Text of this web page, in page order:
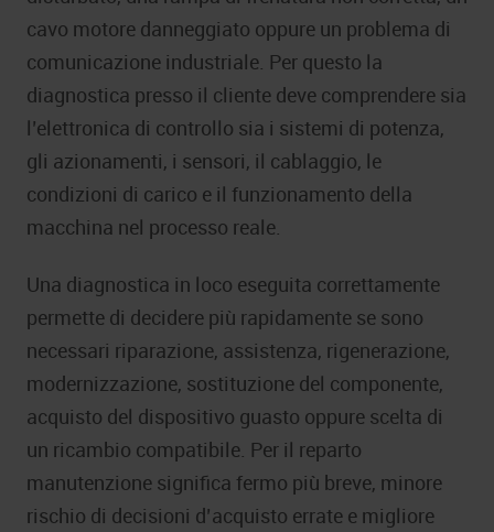
cavo motore danneggiato oppure un problema di
comunicazione industriale. Per questo la
diagnostica presso il cliente deve comprendere sia
l’elettronica di controllo sia i sistemi di potenza,
gli azionamenti, i sensori, il cablaggio, le
condizioni di carico e il funzionamento della
macchina nel processo reale.
Una diagnostica in loco eseguita correttamente
permette di decidere più rapidamente se sono
necessari riparazione, assistenza, rigenerazione,
modernizzazione, sostituzione del componente,
acquisto del dispositivo guasto oppure scelta di
un ricambio compatibile. Per il reparto
manutenzione significa fermo più breve, minore
rischio di decisioni d’acquisto errate e migliore